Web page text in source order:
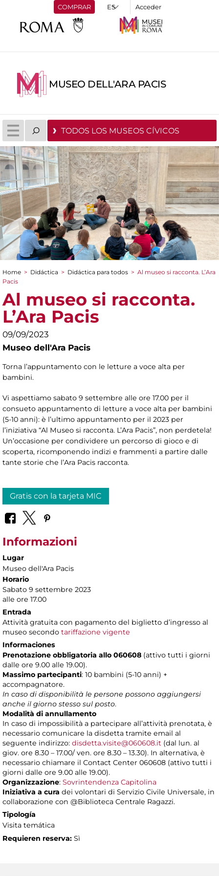
COMPRAR Acceder
MUSEO DELL'ARA PACIS
TODOS LOS MUSEOS CÍVICOS
You are here
Home > Didáctica > Didáctica para todos > Al museo si racconta. L’Ara
Pacis
Al museo si racconta.
L’Ara Pacis
09/09/2023
Museo dell'Ara Pacis
Torna l’appuntamento con le letture a voce alta per
bambini.
Vi aspettiamo sabato 9 settembre alle ore 17.00 per il
consueto appuntamento di letture a voce alta per bambini
(5-10 anni): è l’ultimo appuntamento per il 2023 per
l’iniziativa “Al Museo si racconta. L’Ara Pacis”, non perdetela!
Un’occasione per condividere un percorso di gioco e di
scoperta, ricomponendo indizi e frammenti a partire dalle
tante storie che l’Ara Pacis racconta.
Gratis con la tarjeta MIC
Informazioni
Lugar
Museo dell'Ara Pacis
Horario
Sabato 9 settembre 2023
alle ore 17.00
Entrada
Attività gratuita con pagamento del biglietto d’ingresso al
museo secondo tariffazione vigente
Informaciones
Prenotazione obbligatoria allo 060608 (attivo tutti i giorni
dalle ore 9.00 alle 19.00).
Massimo partecipanti: 10 bambini (5-10 anni) +
accompagnatore.
In caso di disponibilità le persone possono aggiungersi
anche il giorno stesso sul posto.
Modalità di annullamento
In caso di impossibilità a partecipare all’attività prenotata, è
necessario comunicare la disdetta tramite email al
seguente indirizzo: disdetta.visite@060608.it (dal lun. al
giov. ore 8.30 – 17.00/ ven. ore 8.30 – 13.30). In alternativa, è
necessario chiamare il Contact Center 060608 (attivo tutti i
giorni dalle ore 9.00 alle 19.00).
Organizzazione: Sovrintendenza Capitolina
Iniziativa a cura dei volontari di Servizio Civile Universale, in
collaborazione con @Biblioteca Centrale Ragazzi.
Tipología
Visita temática
Requieren reserva: Sì